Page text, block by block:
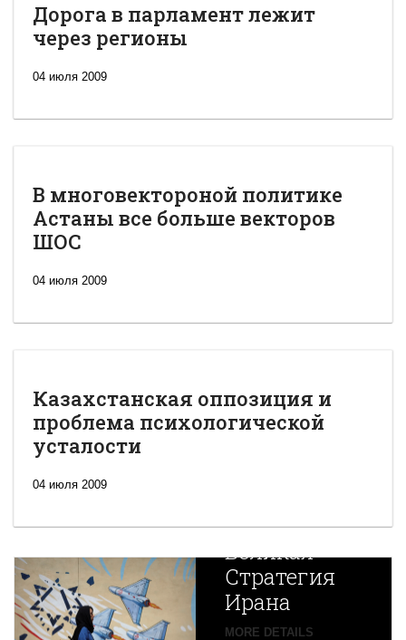
Дорога в парламент лежит
через регионы
04 июля 2009
В многовектороной политике
Астаны все больше векторов
ШОС
04 июля 2009
Казахстанская оппозиция и
проблема психологической
усталости
04 июля 2009
Новая
Великая
Стратегия
Ирана
MORE DETAILS